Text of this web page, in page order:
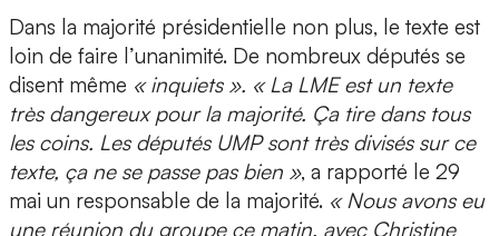
Dans la majorité présidentielle non plus, le texte est
loin de faire l’unanimité. De nombreux députés se
disent même « inquiets ». « La LME est un texte
très dangereux pour la majorité. Ça tire dans tous
les coins. Les députés UMP sont très divisés sur ce
texte, ça ne se passe pas bien », a rapporté le 29
mai un responsable de la majorité. « Nous avons eu
une réunion du groupe ce matin, avec Christine